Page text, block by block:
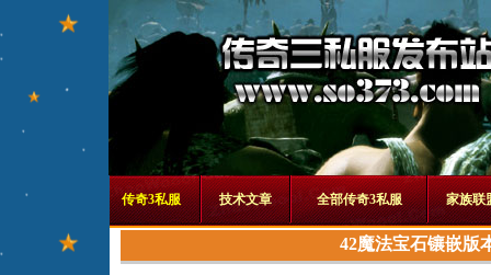
传奇3私服 技术文章 全部传奇3私服 家族联
42魔法宝石镶嵌版